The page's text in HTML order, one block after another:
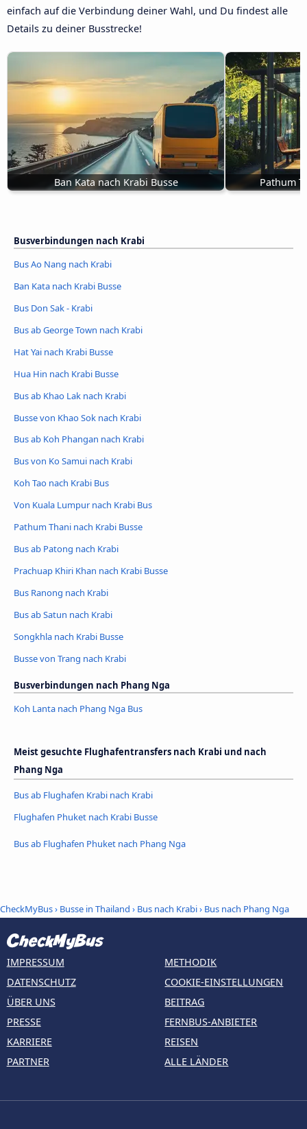
einfach auf die Verbindung deiner Wahl, und Du findest alle
Details zu deiner Busstrecke!
Ban Kata nach Krabi Busse Pathum
Busverbindungen nach Krabi
Bus Ao Nang nach Krabi
Ban Kata nach Krabi Busse
Bus Don Sak - Krabi
Bus ab George Town nach Krabi
Hat Yai nach Krabi Busse
Hua Hin nach Krabi Busse
Bus ab Khao Lak nach Krabi
Busse von Khao Sok nach Krabi
Bus ab Koh Phangan nach Krabi
Bus von Ko Samui nach Krabi
Koh Tao nach Krabi Bus
Von Kuala Lumpur nach Krabi Bus
Pathum Thani nach Krabi Busse
Bus ab Patong nach Krabi
Prachuap Khiri Khan nach Krabi Busse
Bus Ranong nach Krabi
Bus ab Satun nach Krabi
Songkhla nach Krabi Busse
Busse von Trang nach Krabi
Busverbindungen nach Phang Nga
Koh Lanta nach Phang Nga Bus
Meist gesuchte Flughafentransfers nach Krabi und nach
Phang Nga
Bus ab Flughafen Krabi nach Krabi
Flughafen Phuket nach Krabi Busse
Bus ab Flughafen Phuket nach Phang Nga
CheckMyBus› Busse in Thailand › Bus nach Krabi› Bus nach Phang Nga
IMPRESSUM
DATENSCHUTZ
ÜBER UNS
PRESSE
KARRIERE
PARTNER
METHODIK
COOKIE-EINSTELLUNGEN
BEITRAG
FERNBUS-ANBIETER
REISEN
ALLE LÄNDER